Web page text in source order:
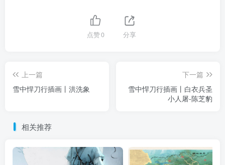
点赞0 分享
上一篇
雪中悍刀行插画丨洪洗象
下一篇
雪中悍刀行插画丨白衣兵圣
小人屠-陈芝豹
相关推荐